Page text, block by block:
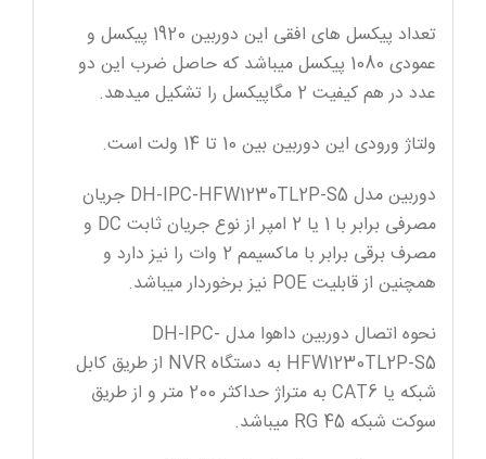
تعداد پیکسل های افقی این دوربین 1920 پیکسل و
عمودی 1080 پیکسل میباشد که حاصل ضرب این دو
عدد در هم کیفیت 2 مگاپیکسل را تشکیل میدهد.
ولتاژ ورودی این دوربین بین 10 تا 14 ولت است.
دوربین مدل DH-IPC-HFW1230TL2P-S5 جریان
مصرفی برابر با 1 یا 2 امپر از نوع جریان ثابت DC و
مصرف برقی برابر با ماکسیمم 2 وات را نیز دارد و
همچنین از قابلیت POE نیز برخوردار میباشد.
نحوه اتصال دوربین داهوا مدل DH-IPC-
HFW1230TL2P-S5 به دستگاه NVR از طریق کابل
شبکه یا CAT6 به متراژ حداکثر 200 متر و از طریق
سوکت شبکه RG 45 میباشد.